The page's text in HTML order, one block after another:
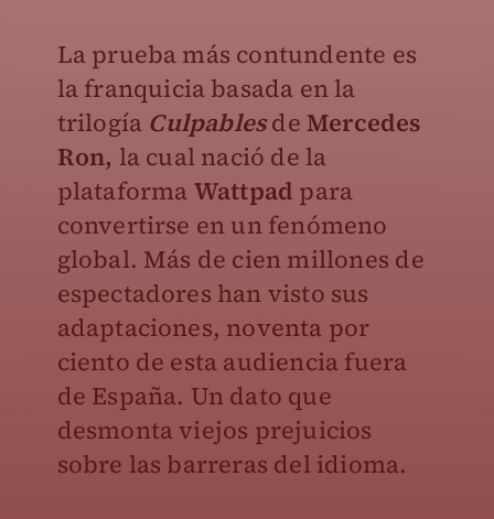
La prueba más contundente es
la franquicia basada en la
trilogía Culpablesde Mercedes
Ron, la cual nació de la
plataforma Wattpad para
convertirse en un fenómeno
global. Más de cien millones de
espectadores han visto sus
adaptaciones, noventa por
ciento de esta audiencia fuera
de España. Un dato que
desmonta viejos prejuicios
sobre las barreras del idioma.